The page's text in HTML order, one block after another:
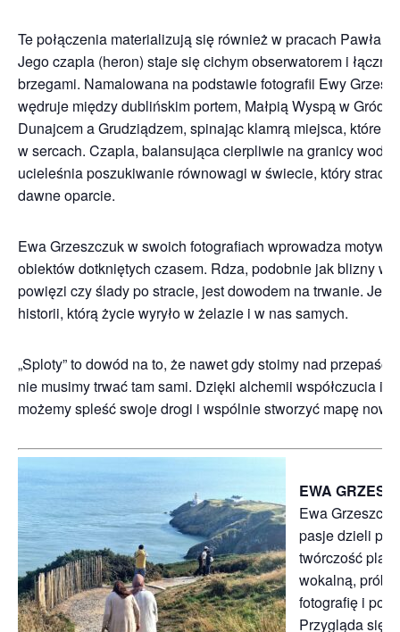
Te połączenia materializują się również w pracach Pawła
Jego czapla (heron) staje się cichym obserwatorem i
brzegami. Namalowana na podstawie fotografii Ewy
wędruje między dublińskim portem, Małpią Wyspą w
Dunajcem a Grudziądzem, spinając klamrą miejsca, które
w sercach. Czapla, balansująca cierpliwie na granicy wody
ucieleśnia poszukiwanie równowagi w świecie, który stracił
dawne oparcie.
Ewa Grzeszczuk w swoich fotografiach wprowadza motyw
obiektów dotkniętych czasem. Rdza, podobnie jak blizny w
powięzi czy ślady po stracie, jest dowodem na trwanie. Jest
historii, którą życie wyryło w żelazie i w nas samych.
„Sploty” to dowód na to, że nawet gdy stoimy nad
nie musimy trwać tam sami. Dzięki alchemii współczucia i
możemy spleść swoje drogi i wspólnie stworzyć mapę
EWA
Ewa
pasje dzieli
twórczość
wokalną, próby
fotografię i
Przygląda się